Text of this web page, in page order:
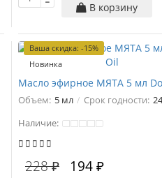
В корзину
Ваша скидка: -15%
Новинка
Масло эфирное МЯТА 5 мл
Объем: 5 мл Срок годности:
Наличие:
228 ₽ 194 ₽